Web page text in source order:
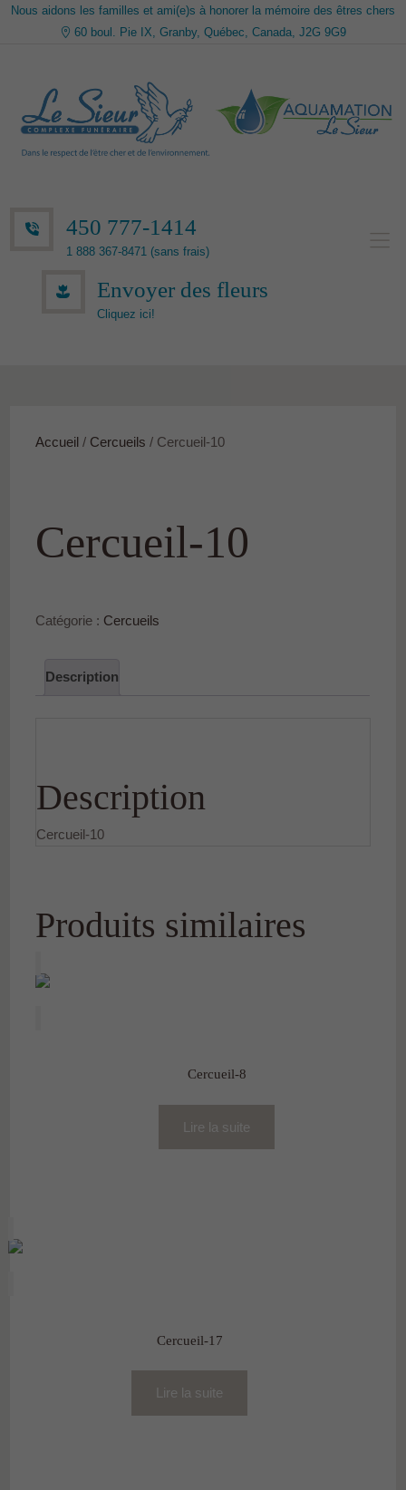
Nous aidons les familles et ami(e)s à honorer la mémoire des êtres chers
60 boul. Pie IX, Granby, Québec, Canada, J2G 9G9
450 777-1414
1 888 367-8471 (sans frais)
Envoyer des fleurs
Cliquez ici!
Accueil / Cercueils / Cercueil-10
Cercueil-10
Catégorie : Cercueils
Description
Description
Cercueil-10
Produits similaires
Cercueil-8
Lire la suite
Cercueil-17
Lire la suite